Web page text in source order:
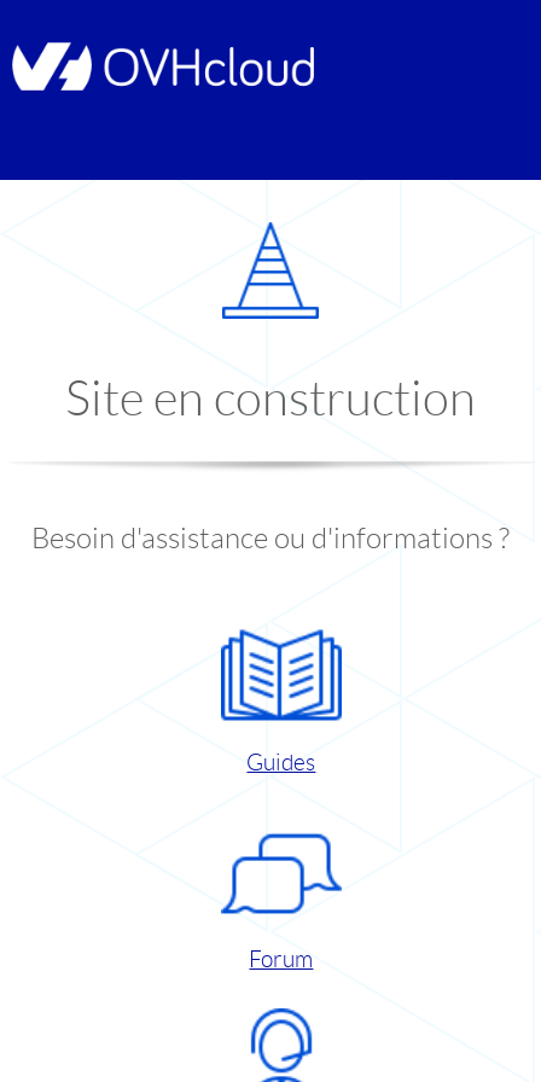
Site en construction
Besoin d'assistance ou d'informations ?
Guides
Forum